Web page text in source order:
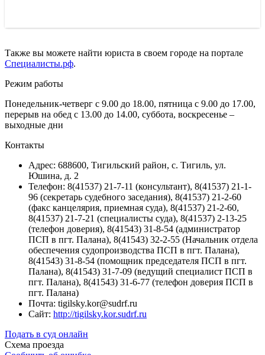
Также вы можете найти юриста в своем городе на портале
Специалисты.рф.
Режим работы
Понедельник-четверг с 9.00 до 18.00, пятница с 9.00 до 17.00,
перерыв на обед с 13.00 до 14.00, суббота, воскресенье –
выходные дни
Контакты
Адрес: 688600, Тигильский район, с. Тигиль, ул.
Юшина, д. 2
Телефон: 8(41537) 21-7-11 (консультант), 8(41537) 21-1-
96 (секретарь судебного заседания), 8(41537) 21-2-60
(факс канцелярия, приемная суда), 8(41537) 21-2-60,
8(41537) 21-7-21 (специалисты суда), 8(41537) 2-13-25
(телефон доверия), 8(41543) 31-8-54 (администратор
ПСП в пгт. Палана), 8(41543) 32-2-55 (Начальник отдела
обеспечения судопроизводства ПСП в пгт. Палана),
8(41543) 31-8-54 (помощник председателя ПСП в пгт.
Палана), 8(41543) 31-7-09 (ведущий специалист ПСП в
пгт. Палана), 8(41543) 31-6-77 (телефон доверия ПСП в
пгт. Палана)
Почта: tigilsky.kor@sudrf.ru
Сайт: http://tigilsky.kor.sudrf.ru
Подать в суд онлайн
Схема проезда